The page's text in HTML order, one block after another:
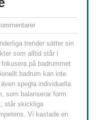
trender sätter sin
som alltid står i
på badrummet
badrum kan inte
spegla individuella
som balanserar form
står skickliga
Vi kastade en